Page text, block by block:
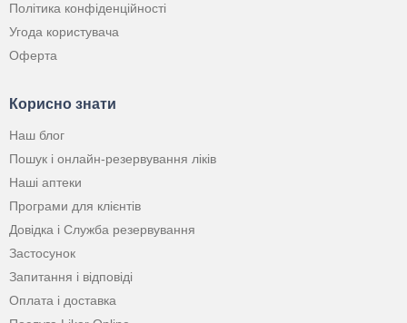
Політика конфіденційності
Угода користувача
Оферта
Корисно знати
Наш блог
Пошук і онлайн-резервування ліків
Наші аптеки
Програми для клієнтів
Довідка і Служба резервування
Застосунок
Запитання і відповіді
Оплата і доставка